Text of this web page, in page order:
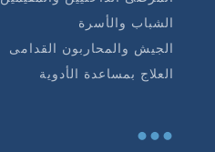
الشباب والأسرة
الجيش والمحاربون القدامى
العلاج بمساعدة الأدوية
...